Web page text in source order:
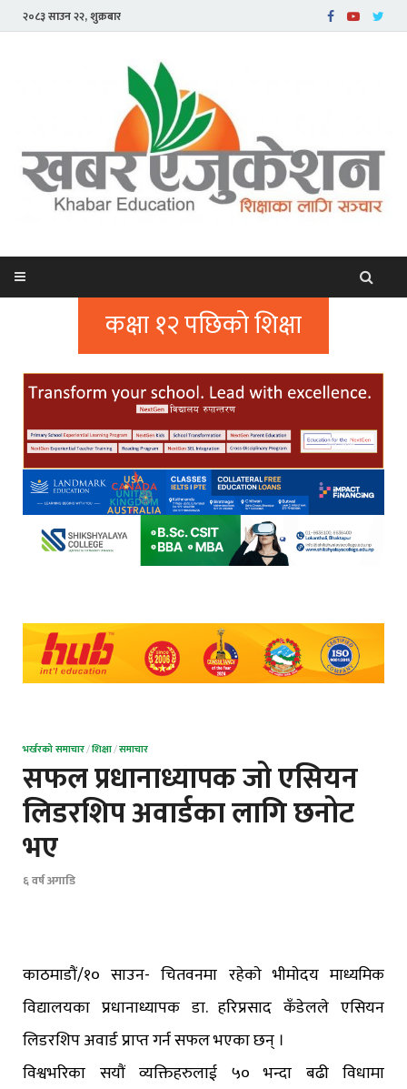
२०८३ साउन २२, शुक्रबार
कक्षा १२ पछिको शिक्षा
भर्खरको समाचार/शिक्षा/समाचार
सफल प्रधानाध्यापक जो एसियन
लिडरशिप अवार्डका लागि छनोट
भए
६ वर्ष अगाडि
काठमाडौं/१० साउन- चितवनमा रहेकाे भीमाेदय माध्यमिक
विद्यालयका प्रधानाध्यापक डा. हरिप्रसाद कँडेलले एसियन
लिडरशिप अवार्ड प्राप्त गर्न सफल भएका छन् ।
विश्वभरिका सयाैं व्यक्तिहरुलाई ५० भन्दा बढी विधामा